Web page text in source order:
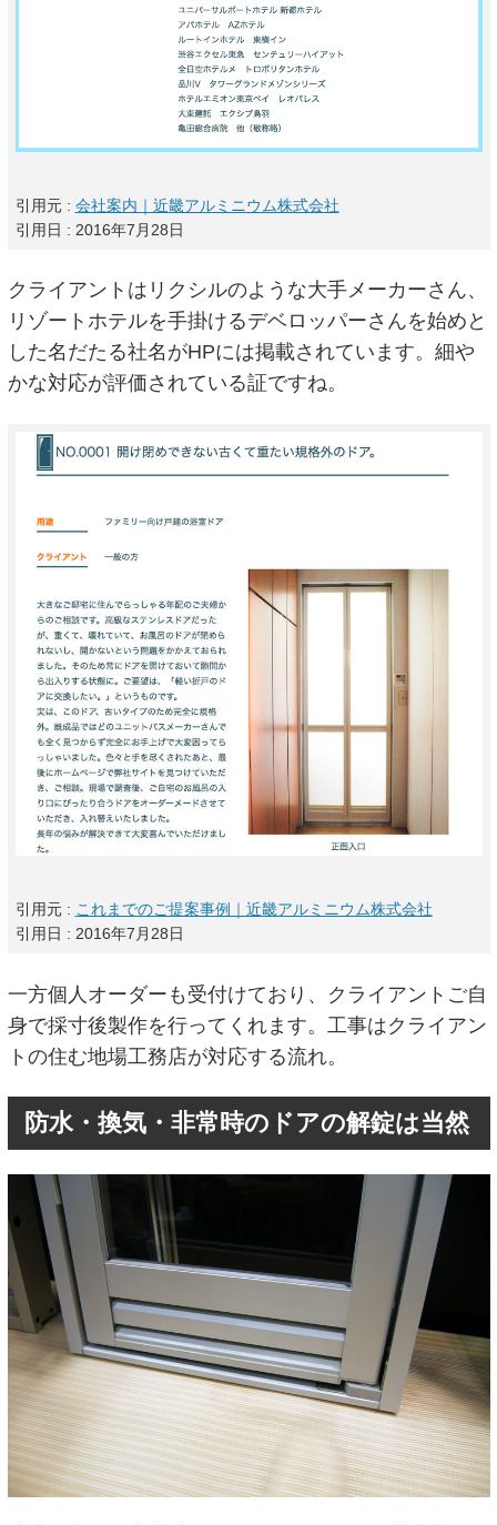
引用元 : 会社案内｜近畿アルミニウム株式会社
引用日 : 2016年7月28日
クライアントはリクシルのような大手メーカーさん、
リゾートホテルを手掛けるデベロッパーさんを始めと
した名だたる社名がHPには掲載されています。細や
かな対応が評価されている証ですね。
引用元 : これまでのご提案事例｜近畿アルミニウム株式会社
引用日 : 2016年7月28日
一方個人オーダーも受付けており、クライアントご自
身で採寸後製作を行ってくれます。工事はクライアン
トの住む地場工務店が対応する流れ。
防水・換気・非常時のドアの解錠は当然